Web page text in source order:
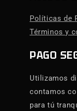
Políticas de
Términos y
PAGO
Utilizamos
contamos
para tú